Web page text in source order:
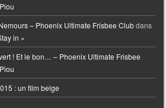
– Phoenix Ultimate Frisbee Clubdans
in »
! Et le bon… – Phoenix Ultimate Frisbee
: un film belge